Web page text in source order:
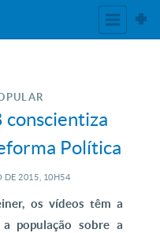
conscientiza
Política
DE 2015, 10H54
os vídeos têm a
população sobre a